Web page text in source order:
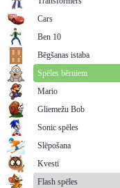
Cars
Ben 10
Bēgšanas istaba
Spēles bērniem
Mario
Gliemežu Bob
Sonic spēles
Slēpošana
Kvesti
Flash spēles